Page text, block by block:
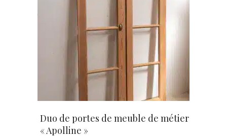
AJOUTER AU PANIER
Duo de portes de meuble de métier
« Apolline »